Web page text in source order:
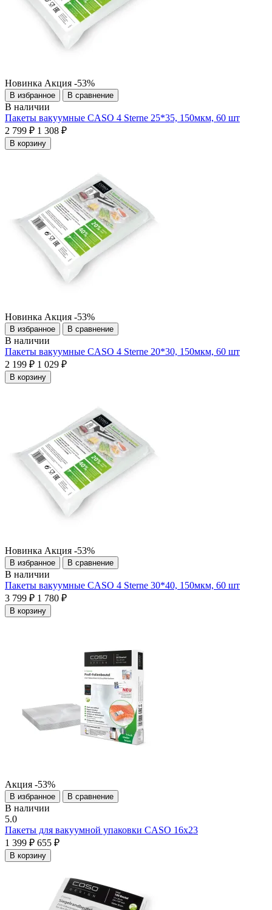
Новинка Акция -53%
В избранное В сравнение
В наличии
Пакеты вакуумные CASO 4 Sterne 25*35, 150мкм, 60 шт
2 799 ₽ 1 308 ₽
В корзину
Новинка Акция -53%
В избранное В сравнение
В наличии
Пакеты вакуумные CASO 4 Sterne 20*30, 150мкм, 60 шт
2 199 ₽ 1 029 ₽
В корзину
Новинка Акция -53%
В избранное В сравнение
В наличии
Пакеты вакуумные CASO 4 Sterne 30*40, 150мкм, 60 шт
3 799 ₽ 1 780 ₽
В корзину
Акция -53%
В избранное В сравнение
В наличии
5.0
Пакеты для вакуумной упаковки CASO 16х23
1 399 ₽ 655 ₽
В корзину